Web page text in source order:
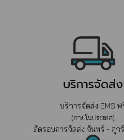
บริการจัดส่ง
บริการจัดส่ง EMS ฟ
(ภายในประเทศ)
ตัดรอบการจัดส่ง จันทร์ - ศุก